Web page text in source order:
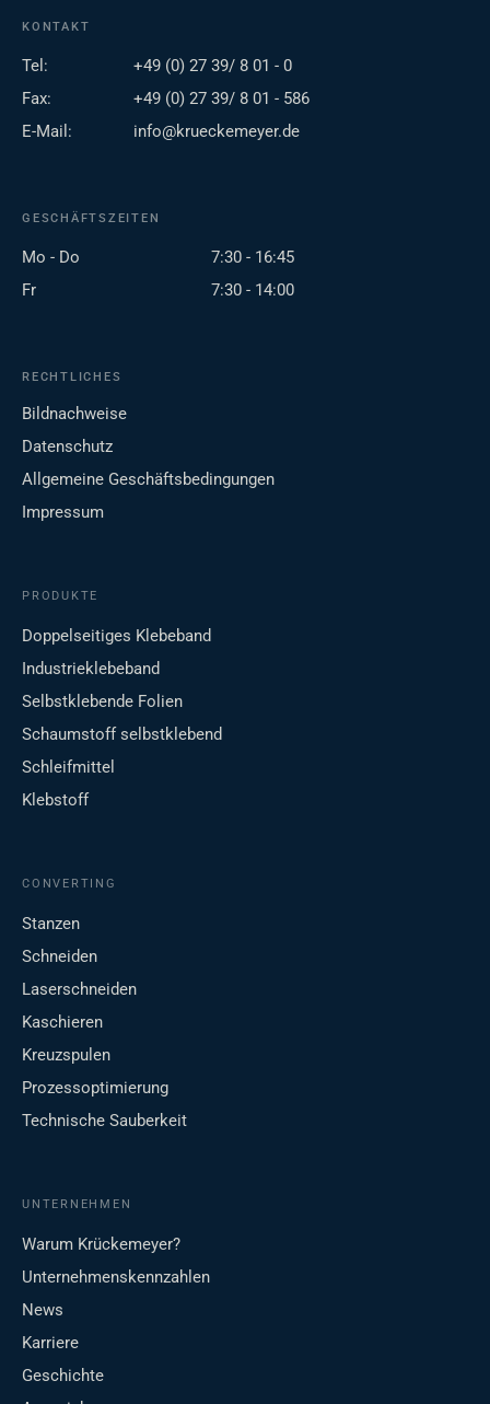
KONTAKT
Tel:
+49 (0) 27 39/ 8 01 - 0
Fax:
+49 (0) 27 39/ 8 01 - 586
E-Mail:
info@krueckemeyer.de
GESCHÄFTSZEITEN
Mo - Do
7:30 - 16:45
Fr
7:30 - 14:00
RECHTLICHES
Bildnachweise
Datenschutz
Allgemeine Geschäftsbedingungen
Impressum
PRODUKTE
Doppelseitiges Klebeband
Industrieklebeband
Selbstklebende Folien
Schaumstoff selbstklebend
Schleifmittel
Klebstoff
CONVERTING
Stanzen
Schneiden
Laserschneiden
Kaschieren
Kreuzspulen
Prozessoptimierung
Technische Sauberkeit
UNTERNEHMEN
Warum Krückemeyer?
Unternehmenskennzahlen
News
Karriere
Geschichte